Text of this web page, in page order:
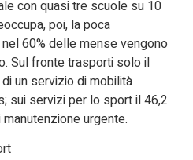
con quasi tre scuole su 10
poi, la poca
60% delle mense vengono
Sul fronte trasporti solo il
un servizio di mobilità
sui servizi per lo sport il 46,2
urgente.